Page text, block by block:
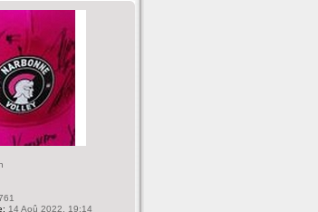
14 Aoû 2022, 19:14